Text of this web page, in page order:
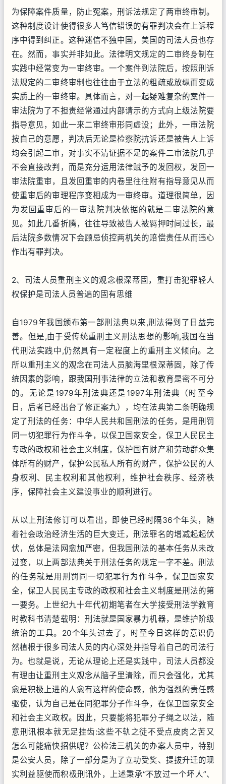
为保障案件质量，防止冤案，刑诉法规定了两审终审制。
这种制度设计使得很多人笃信错误的有罪判决会在上诉程
序中得到纠正。这种迷信不独中国，美国的司法人员也存
在。然而，事实并非如此。法律明文规定的二审终身制在
实践中经常变为一审终审。一个案件到法院后，按照刑诉
法规定的二审终审制也往往由于立法的粗疏或放纵而变成
实质上的一审终审。具体而言，对一起疑难复杂的案件一
审法院为了不担责经常通过内部请示的方式向上级法院要
指导意见，如此一来二审终审形同虚设；此外，一审法院
按自己的意愿，判决后无论是检察院抗诉还是被告人上诉
均会引起二审，对事实不清证据不足的案件二审法院几乎
不会直接改判，而是充分运用法律赋予的发回权，发回一
审法院重审，且发回重审的内卷里往往附有指导意见从而
使重审后的审理程序变相成为一审终审。道理很简单，因
为发回重审后的一审法院判决依据的就是二审法院的意
见。如此几番折腾，往往导致被告人被羁押时间过长，最
后法院多数情况下会顾忌侦控两机关的赔偿责任从而违心
作出有罪判决。
2、司法人员重刑主义的观念根深蒂固，重打击犯罪轻人
权保护是司法人员普遍的固有思维
自1979年我国颁布第一部刑法典以来,刑法得到了日益完
善。但是,由于受传统重刑主义刑法思想的影响,我国在当
代刑法实践中,仍然具有一定程度上的重刑主义倾向。之
所以重刑主义的观念在司法人员脑海里根深蒂固，除了传
统因素的影响，跟我国刑事法律的立法和教育是密不可分
的。无论是1979年刑法典还是1997年刑法典（时至今
日，后者已经出台了修正案九），均在法典第二条明确规
定了刑法的任务：中华人民共和国刑法的任务，是用刑罚
同一切犯罪行为作斗争，以保卫国家安全，保卫人民民主
专政的政权和社会主义制度，保护国有财产和劳动群众集
体所有的财产，保护公民私人所有的财产，保护公民的人
身权利、民主权利和其他权利，维护社会秩序、经济秩
序，保障社会主义建设事业的顺利进行。
从以上刑法修订可以看出，即使已经时隔36个年头，随
着社会政治经济生活的巨大变迁，刑法罪名的增减起起伏
伏，总体是法网愈加严密，但我国刑法的基本任务从未改
过变，以上两部法典关于刑法任务的规定一字不差。刑法
的任务就是用刑罚同一切犯罪行为作斗争，保卫国家安
全，保卫人民民主专政的政权和社会主义制度是刑法的第
一要务。上世纪九十年代初期笔者在大学接受刑法学教育
时教科书清楚载明：刑法就是国家暴力机器，是维护阶级
统治的工具。20个年头过去了，时至今日这样的意识仍
然植根于很多司法人员的内心深处并指导着自己的司法行
为。也就是说，无论从理论上还是实践中，司法人员都没
有理由让重刑主义观念从脑子里清除，而只会强化，尤其
愈是积极上进的人愈有这样的使命感，他为强烈的责任感
驱使，认为自己是在同犯罪分子作斗争，在保卫国家安全
和社会主义政权。因此，只要能将犯罪分子绳之以法，随
意刑讯根本就无足挂齿:这些不轨之徒不受点皮肉之苦又
怎么可能痛快招供呢？公检法三机关的办案人员中，特别
是公安人员，除了一部分是为了立功受奖、提拔升迁的现
实利益驱使而积极刑讯外，上述秉承“不放过一个坏人”、